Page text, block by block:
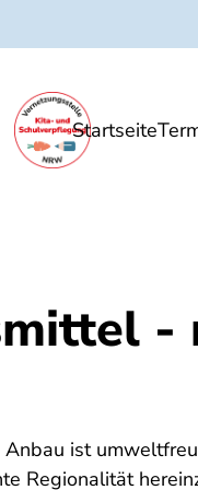
Startseite
Unsere
ist
Regionalität